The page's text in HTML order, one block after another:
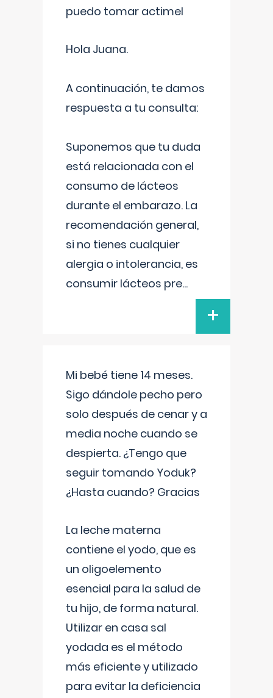
puedo tomar actimel
Hola Juana.
A continuación, te damos
respuesta a tu consulta:
Suponemos que tu duda
está relacionada con el
consumo de lácteos
durante el embarazo. La
recomendación general,
si no tienes cualquier
alergia o intolerancia, es
consumir lácteos pre...
+
Mi bebé tiene 14 meses.
Sigo dándole pecho pero
solo después de cenar y a
media noche cuando se
despierta. ¿Tengo que
seguir tomando Yoduk?
¿Hasta cuando? Gracias
La leche materna
contiene el yodo, que es
un oligoelemento
esencial para la salud de
tu hijo, de forma natural.
Utilizar en casa sal
yodada es el método
más eficiente y utilizado
para evitar la deficiencia